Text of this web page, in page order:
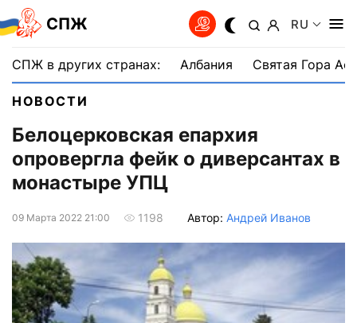
СПЖ RU
СПЖ в других странах: Албания Святая Гора
НОВОСТИ
Белоцерковская епархия
опровергла фейк о диверсантах в
монастыре УПЦ
09 Марта 2022 21:00 1198 Автор: Андрей Иванов